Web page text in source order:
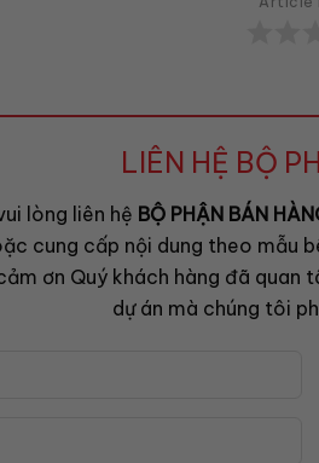
LIÊN HỆ BỘ
lòng liên hệ BỘ PHẬN BÁN
cung cấp nội dung theo mẫu
ơn Quý khách hàng đã
dự án mà chúng tôi